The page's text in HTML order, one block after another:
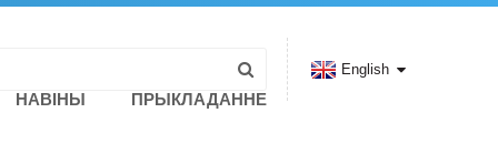
НАВІНЫ ПРЫКЛАДАННЕ
English